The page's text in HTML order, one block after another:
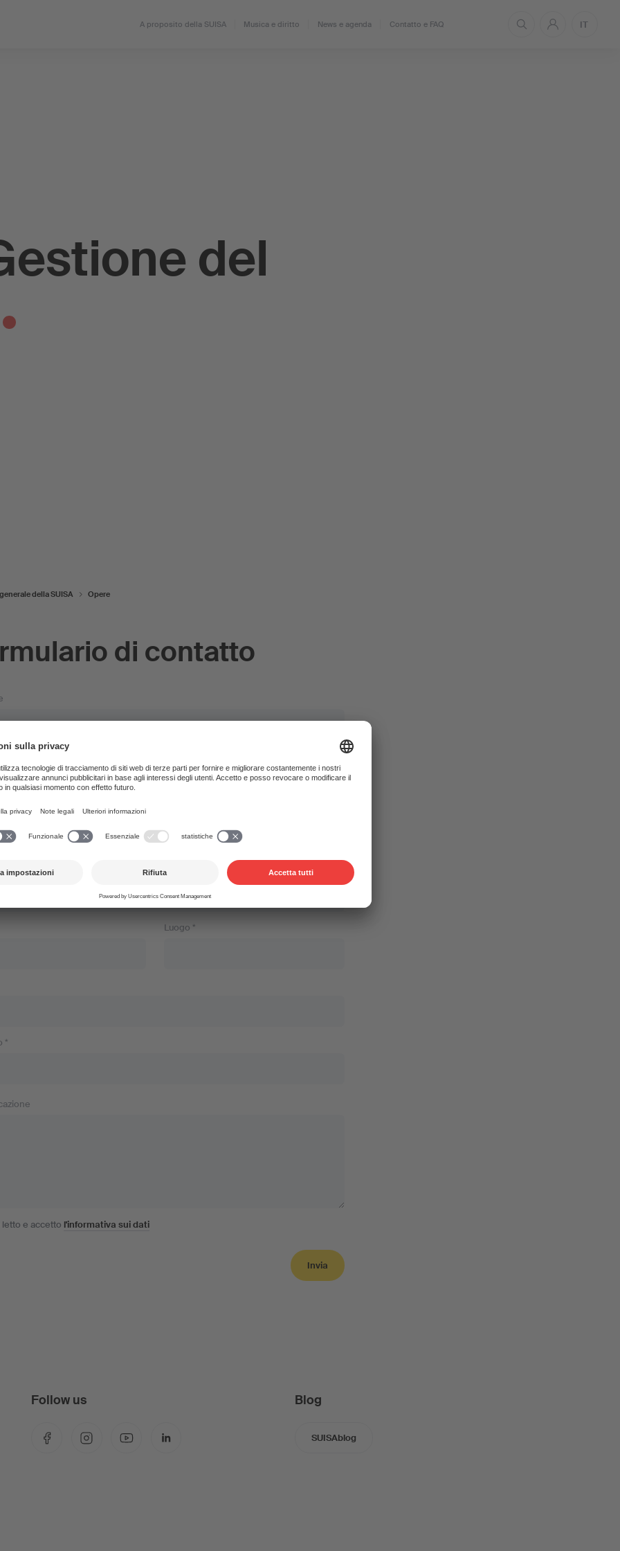
A proposito della SUISA Musica e diritto News e agenda Contatto e FAQ IT
del
della SUISA Opere
di contatto
*
Luogo *
*
letto e accetto l'informativa sui dati
Invia
Follow us Blog
SUISAblog